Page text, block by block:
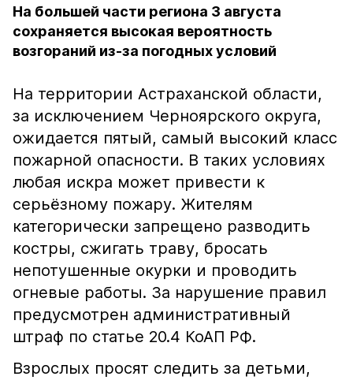
На большей части региона 3 августа
сохраняется высокая вероятность
возгораний из-за погодных условий
На территории Астраханской области,
за исключением Черноярского округа,
ожидается пятый, самый высокий класс
пожарной опасности. В таких условиях
любая искра может привести к
серьёзному пожару. Жителям
категорически запрещено разводить
костры, сжигать траву, бросать
непотушенные окурки и проводить
огневые работы. За нарушение правил
предусмотрен административный
штраф по статье 20.4 КоАП РФ.
Взрослых просят следить за детьми,